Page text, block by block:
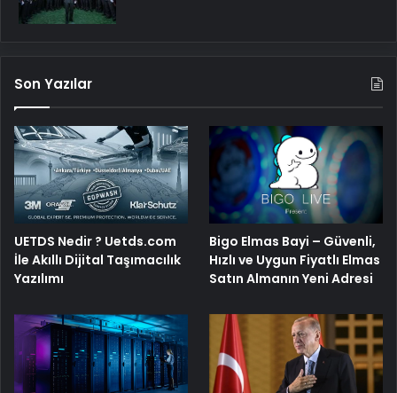
Son Yazılar
UETDS Nedir ? Uetds.com
İle Akıllı Dijital Taşımacılık
Yazılımı
Bigo Elmas Bayi – Güvenli,
Hızlı ve Uygun Fiyatlı Elmas
Satın Almanın Yeni Adresi